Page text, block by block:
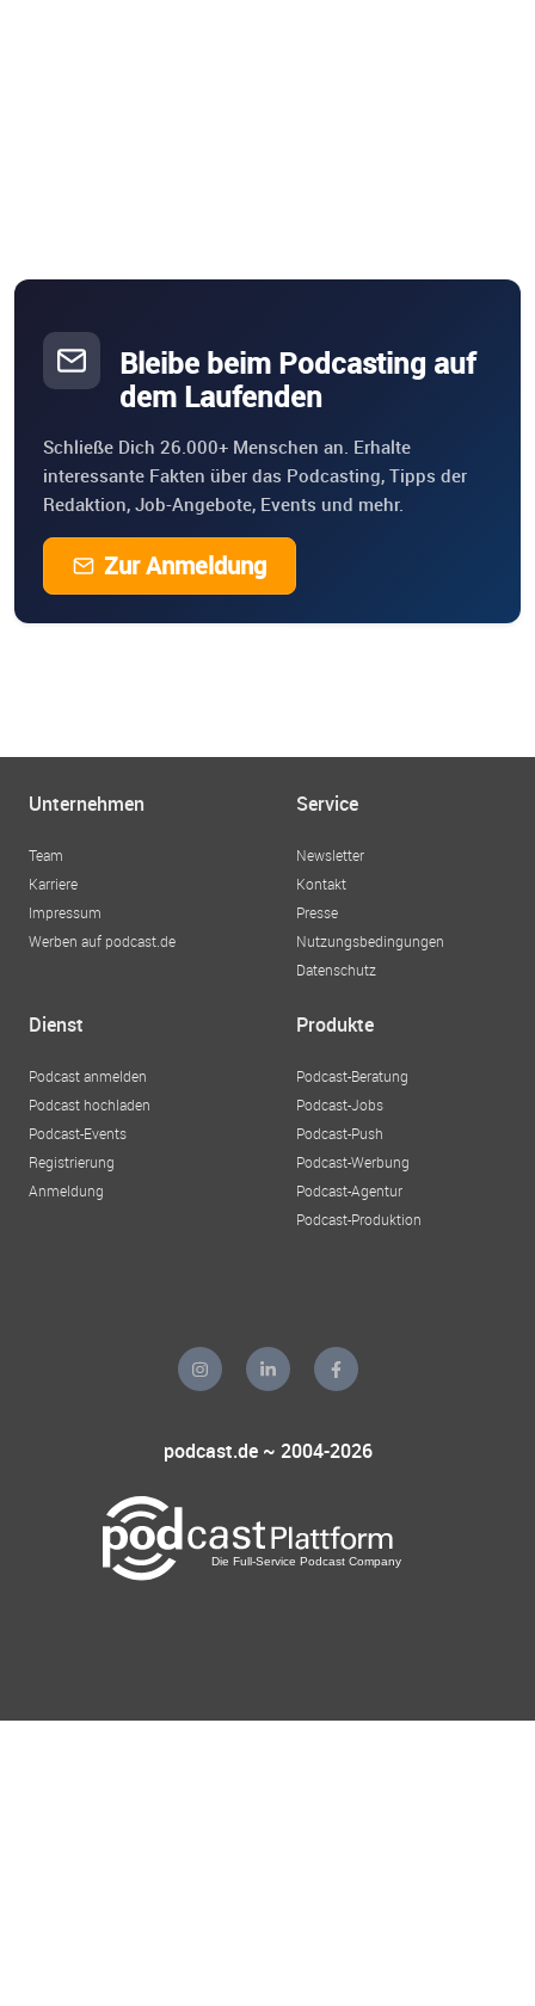
Bleibe beim Podcasting auf
dem Laufenden
Schließe Dich 26.000+ Menschen an. Erhalte
interessante Fakten über das Podcasting, Tipps der
Redaktion, Job-Angebote, Events und mehr.
Zur Anmeldung
Unternehmen
Team
Karriere
Impressum
Werben auf podcast.de
Service
Newsletter
Kontakt
Presse
Nutzungsbedingungen
Datenschutz
Dienst
Podcast anmelden
Podcast hochladen
Podcast-Events
Registrierung
Anmeldung
Produkte
Podcast-Beratung
Podcast-Jobs
Podcast-Push
Podcast-Werbung
Podcast-Agentur
Podcast-Produktion
podcast.de ~ 2004-2026